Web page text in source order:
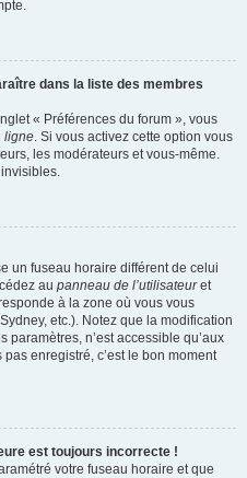
dans la liste des membres
« Préférences du forum », vous
ligne. Si vous activez cette option vous
les modérateurs et vous-même.
un fuseau horaire différent de celui
au panneau de l’utilisateuret
à la zone où vous vous
etc.). Notez que la modification
n’est accessible qu’aux
enregistré, c’est le bon moment
est toujours incorrecte !
votre fuseau horaire et que